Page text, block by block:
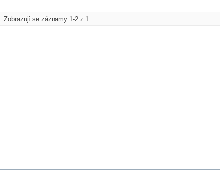
Zobrazují se záznamy 1-2 z 1